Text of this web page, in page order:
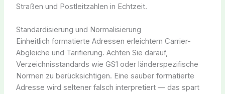
Straßen und Postleitzahlen in Echtzeit.
Standardisierung und Normalisierung
Einheitlich formatierte Adressen erleichtern Carrier-
Abgleiche und Tarifierung. Achten Sie darauf,
Verzeichnisstandards wie GS1 oder länderspezifische
Normen zu berücksichtigen. Eine sauber formatierte
Adresse wird seltener falsch interpretiert — das spart